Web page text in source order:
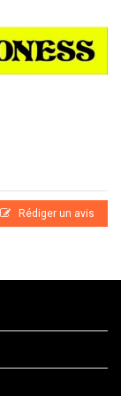
Rédiger un avis